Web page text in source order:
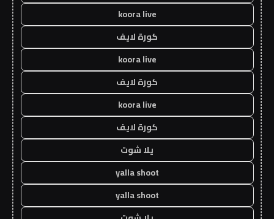
koora live
كورة لايف
koora live
كورة لايف
koora live
كورة لايف
يلا شوت
yalla shoot
yalla shoot